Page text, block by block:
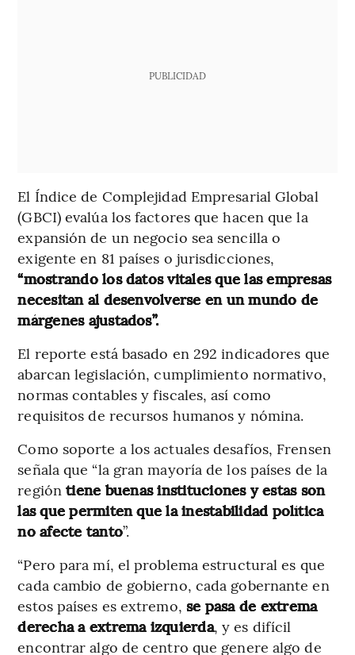
PUBLICIDAD
El Índice de Complejidad Empresarial Global
(GBCI) evalúa los factores que hacen que la
expansión de un negocio sea sencilla o
exigente en 81 países o jurisdicciones,
“mostrando los datos vitales que las empresas
necesitan al desenvolverse en un mundo de
márgenes ajustados”.
El reporte está basado en 292 indicadores que
abarcan legislación, cumplimiento normativo,
normas contables y fiscales, así como
requisitos de recursos humanos y nómina.
Como soporte a los actuales desafíos, Frensen
señala que “la gran mayoría de los países de la
región tiene buenas instituciones y estas son
las que permiten que la inestabilidad política
no afecte tanto”.
“Pero para mí, el problema estructural es que
cada cambio de gobierno, cada gobernante en
estos países es extremo, se pasa de extrema
derecha a extrema izquierda, y es difícil
encontrar algo de centro que genere algo de